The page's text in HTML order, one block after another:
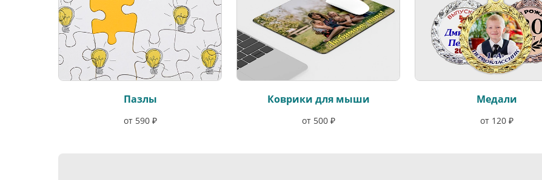
Пазлы
от 590 ₽
Коврики для мыши
от 500 ₽
Медали
от 120 ₽